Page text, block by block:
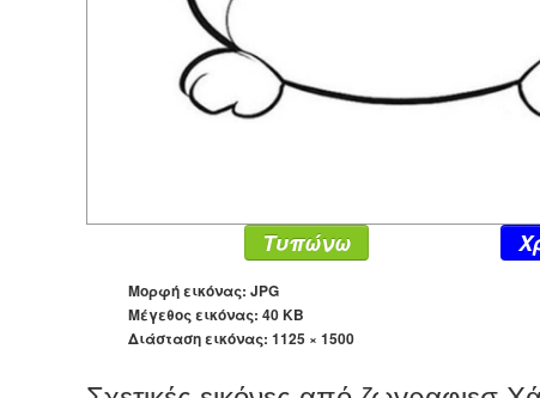
Τυπώνω
Μορφή εικόνας: JPG
Μέγεθος εικόνας: 40 KB
Διάσταση εικόνας: 1125 × 1500